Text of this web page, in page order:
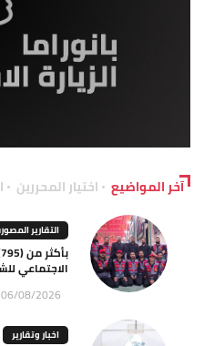
آخر المواضيع اختيار المحررين
التقارير
الاجتماعي
06/08/2026
اخبار وتقارير